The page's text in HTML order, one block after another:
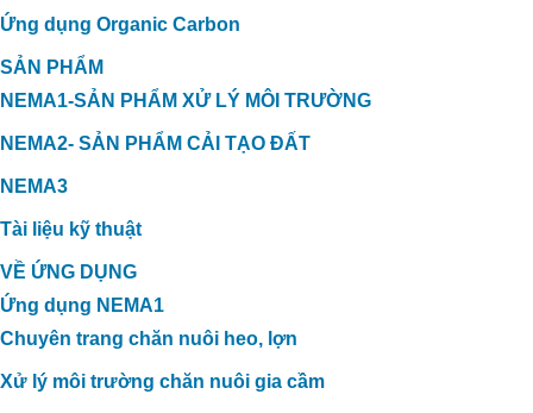
Ứng dụng Organic Carbon
SẢN PHẨM
NEMA1-SẢN PHẨM XỬ LÝ MÔI TRƯỜNG
NEMA2- SẢN PHẨM CẢI TẠO ĐẤT
NEMA3
Tài liệu kỹ thuật
VỀ ỨNG DỤNG
Ứng dụng NEMA1
Chuyên trang chăn nuôi heo, lợn
Xử lý môi trường chăn nuôi gia cầm